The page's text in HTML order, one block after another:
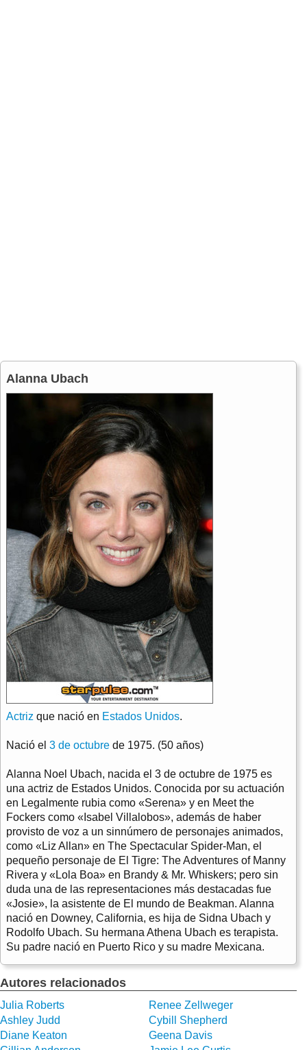
Alanna Ubach
Actriz que nació en Estados Unidos.
Nació el 3 de octubre de 1975. (50 años)
Alanna Noel Ubach, nacida el 3 de octubre de 1975 es
una actriz de Estados Unidos. Conocida por su actuación
en Legalmente rubia como «Serena» y en Meet the
Fockers como «Isabel Villalobos», además de haber
provisto de voz a un sinnúmero de personajes animados,
como «Liz Allan» en The Spectacular Spider-Man, el
pequeño personaje de El Tigre: The Adventures of Manny
Rivera y «Lola Boa» en Brandy & Mr. Whiskers; pero sin
duda una de las representaciones más destacadas fue
«Josie», la asistente de El mundo de Beakman. Alanna
nació en Downey, California, es hija de Sidna Ubach y
Rodolfo Ubach. Su hermana Athena Ubach es terapista.
Su padre nació en Puerto Rico y su madre Mexicana.
Autores relacionados
Julia Roberts
Renee Zellweger
Ashley Judd
Cybill Shepherd
Diane Keaton
Geena Davis